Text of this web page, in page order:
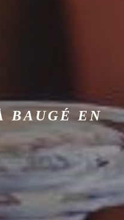
BAUGÉ EN